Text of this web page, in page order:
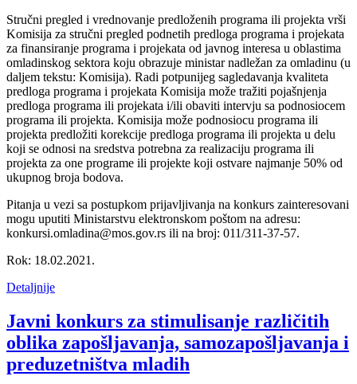
Stručni pregled i vrednovanje predloženih programa ili projekta vrši
Komisija za stručni pregled podnetih predloga programa i projekata
za finansiranje programa i projekata od javnog interesa u oblastima
omladinskog sektora koju obrazuje ministar nadležan za omladinu (u
daljem tekstu: Komisija). Radi potpunijeg sagledavanja kvaliteta
predloga programa i projekata Komisija može tražiti pojašnjenja
predloga programa ili projekata i/ili obaviti intervju sa podnosiocem
programa ili projekta. Komisija može podnosiocu programa ili
projekta predložiti korekcije predloga programa ili projekta u delu
koji se odnosi na sredstva potrebna za realizaciju programa ili
projekta za one programe ili projekte koji ostvare najmanje 50% od
ukupnog broja bodova.
Pitanja u vezi sa postupkom prijavljivanja na konkurs zainteresovani
mogu uputiti Ministarstvu elektronskom poštom na adresu:
konkursi.omladina@mos.gov.rs ili na broj: 011/311-37-57.
Rok: 18.02.2021.
Detaljnije
Javni konkurs za stimulisanje različitih
oblika zapošljavanja, samozapošljavanja i
preduzetništva mladih